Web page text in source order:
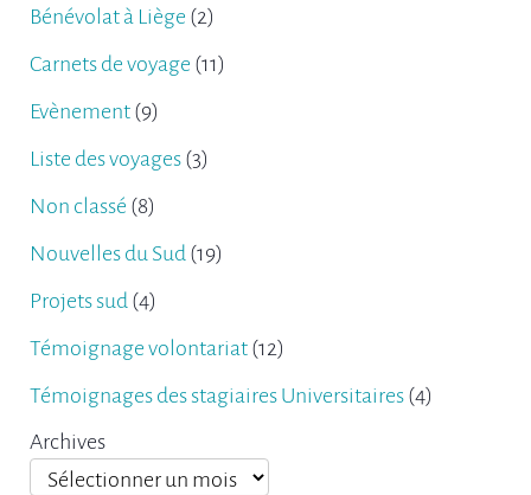
Bénévolat à Liège (2)
Carnets de voyage (11)
Evènement (9)
Liste des voyages (3)
Non classé (8)
Nouvelles du Sud (19)
Projets sud (4)
Témoignage volontariat (12)
Témoignages des stagiaires Universitaires (4)
Archives